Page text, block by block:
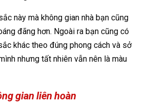
này mà không gian nhà bạn cũng
đãng hơn. Ngoài ra bạn cũng có
khác theo đúng phong cách và sở
nhưng tất nhiên vẫn nên là màu
gian liên hoàn